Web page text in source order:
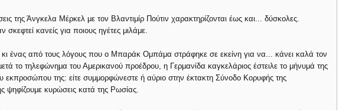
της Άνγκελα Μέρκελ με τον Βλαντιμίρ Πούτιν χαρακτηρίζονται έως και... δύσκολες.
σκεφτεί κανείς για ποιους ηγέτες μιλάμε.
ένας από τους λόγους που ο Μπαράκ Ομπάμα στράφηκε σε εκείνη για να... κάνει καλά τον
το τηλεφώνημα του Αμερικανού προέδρου, η Γερμανίδα καγκελάριος έστειλε το μήνυμά της
της: είτε συμμορφώνεστε ή αύριο στην έκτακτη Σύνοδο Κορυφής της
κυρώσεις κατά της Ρωσίας.